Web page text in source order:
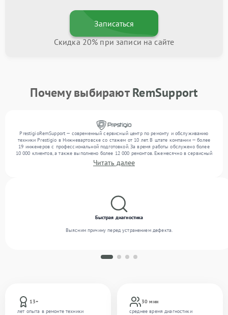
Записаться
Скидка 20% при записи на сайте
Почему выбираютRemSupport
PrestigioRemSupport — современный сервисный центр по ремонту и обслуживанию
техники Prestigio в Нижневартовске со стажем от 10 лет. В штате компании — более
19 инженеров с профессиональной подготовкой. За время работы обслужено более
10 000 клиентов, а также выполнено более 12 000 ремонтов. Ежемесячно в сервисный
центр поступает свыше 300 единиц техники, включая , , . Мы устраняем поломки
любой сложности и гарантируем высокое качество обслуживания благодаря
Читать далее
13+
лет опыта в ремонте техники
30 мин
среднее время диагностики
Быстрая диагностика
Выясним причину перед устранением дефекта.